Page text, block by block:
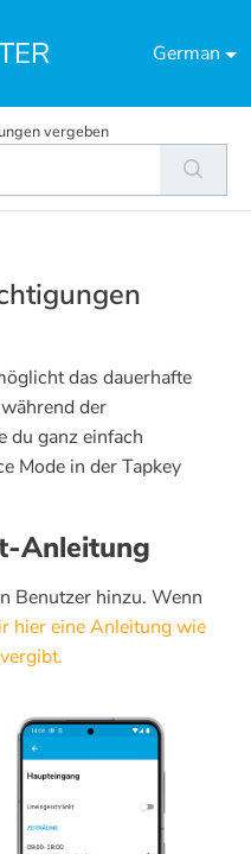
German
vergeben
das dauerhafte
der
du ganz einfach
Mode in der Tapkey
Anleitung
Benutzer hinzu. Wenn
hier eine Anleitung wie